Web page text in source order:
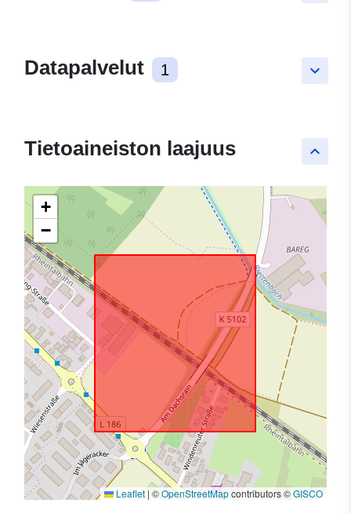
keyboard_arrow_down
Datapalvelut 1
keyboard_arrow_up
Tietoaineiston laajuus
+
−
Leaflet | ©OpenStreetMapcontributors ©GISCO